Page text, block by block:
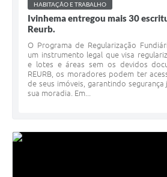
HABITAÇÃO E TRABALHO
Ivinhema entregou mais 30
Reurb.
O Programa de Regularização
um instrumento legal que visa
e lotes e áreas sem os devidos
REURB, os moradores podem ter
de seus imóveis, garantindo
sua moradia. Em...